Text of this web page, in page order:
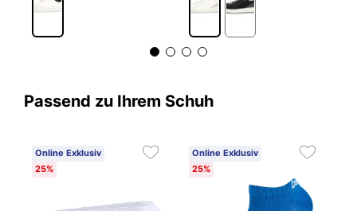
Passend zu Ihrem Schuh
Online Exklusiv
25%
Online Exklusiv
25%